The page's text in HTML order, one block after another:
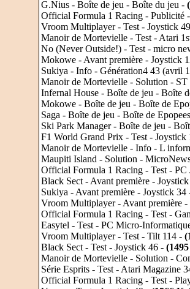
G.Nius - Boîte de jeu - Boîte du jeu -
Official Formula 1 Racing - Publicité
Vroom Multiplayer - Test - Joystick
Manoir de Mortevielle - Test - Atari
No (Never Outside!) - Test - micro
Mokowe - Avant première - Joystick
Sukiya - Info - Génération4 43 (avril
Manoir de Mortevielle - Solution -
Infernal House - Boîte de jeu - Boîte
Mokowe - Boîte de jeu - Boîte de
Saga - Boîte de jeu - Boîte de
Ski Park Manager - Boîte de jeu -
F1 World Grand Prix - Test -
Manoir de Mortevielle - Info - L
Maupiti Island - Solution -
Official Formula 1 Racing - Test -
Black Sect - Avant première -
Sukiya - Avant première - Joystick
Vroom Multiplayer - Avant première
Official Formula 1 Racing - Test -
Easytel - Test - PC Micro-
Vroom Multiplayer - Test - Tilt 114 -
Black Sect - Test - Joystick 46 -
Manoir de Mortevielle - Solution -
Série Esprits - Test - Atari Magazine
Official Formula 1 Racing - Test -